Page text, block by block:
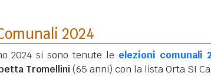
2024
2024 si sono tenute le elezioni comunali
Tromellini (65 anni) con la lista Orta SI